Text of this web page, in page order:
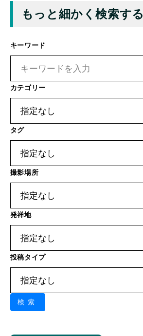
もっと細かく検索する
キーワード
カテゴリー
タグ
撮影場所
発祥地
投稿タイプ
検索